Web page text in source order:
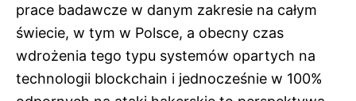
prace badawcze w danym zakresie na całym
świecie, w tym w Polsce, a obecny czas
wdrożenia tego typu systemów opartych na
technologii blockchain i jednocześnie w 100%